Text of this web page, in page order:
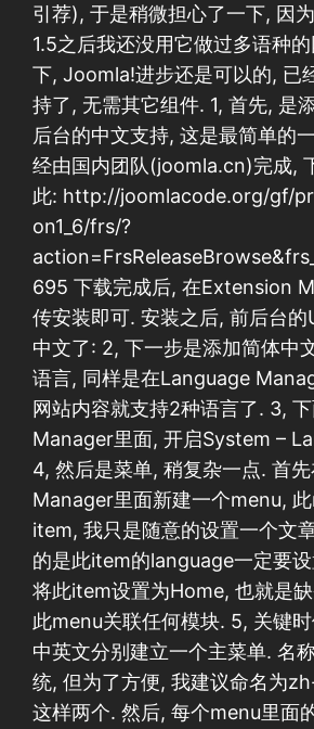
引荐), 于是稍微担心了一下, 因
1.5之后我还没用它做过多语种
下, Joomla!进步还是可以的, 已
持了, 无需其它组件. 1, 首先, 是
后台的中文支持, 这是最简单的
经由国内团队(joomla.cn)完成,
此: http://joomlacode.org/gf/
on1_6/frs/?
695 下载完成后, 在Extension
传安装即可. 安装之后, 前后台
中文了: 2, 下一步是添加简体中
语言, 同样是在Language
网站内容就支持2种语言了. 3,
Manager里面, 开启System –
4, 然后是菜单, 稍复杂一点. 首
Manager里面新建一个menu,
item, 我只是随意的设置一个文
的是此item的language一定要
将此item设置为Home, 也就是
此menu关联任何模块. 5, 关键
中英文分别建立一个主菜单. 名
统, 但为了方便, 我建议命名为
这样两个. 然后, 每个menu里面